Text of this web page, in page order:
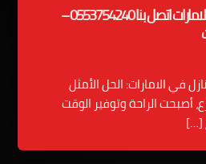
توصيل طلبات للمنازل في الامارات اتصل بنا 0553754240 –
في الامارات: الحل الأمثل
أصبحت الراحة وتوفير الوقت
[…]